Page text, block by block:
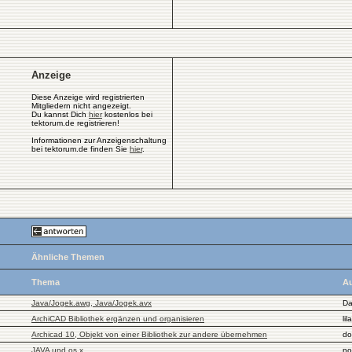
Anzeige
Diese Anzeige wird registrierten
Mitgliedern nicht angezeigt.
Du kannst Dich hierkostenlos bei
tektorum.de registrieren!
Informationen zur Anzeigenschaltung
bei tektorum.de finden Sie hier.
Ähnliche Themen
Thema
Java/Jogek.awg, Java/Jogek.avx
ArchiCAD Bibliothek ergänzen und organisieren
Archicad 10, Objekt von einer Bibliothek zur andere übernehmen
JAVA und os x